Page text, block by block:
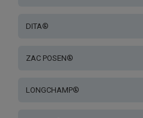
DITA®
ZAC POSEN®
LONGCHAMP®